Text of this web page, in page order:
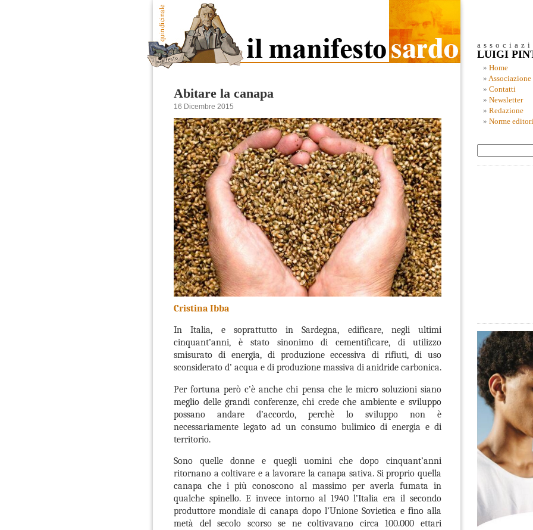
Abitare la canapa
16 Dicembre 2015
Cristina Ibba
In Italia, e soprattutto in Sardegna, edificare, negli ultimi
cinquant’anni, è stato sinonimo di cementificare, di utilizzo
smisurato di energia, di produzione eccessiva di rifiuti, di uso
sconsiderato d’ acqua e di produzione massiva di anidride carbonica.
Per fortuna però c’è anche chi pensa che le micro soluzioni siano
meglio delle grandi conferenze, chi crede che ambiente e sviluppo
possano andare d’accordo, perchè lo sviluppo non è
necessariamente legato ad un consumo bulimico di energia e di
territorio.
Sono quelle donne e quegli uomini che dopo cinquant’anni
ritornano a coltivare e a lavorare la canapa sativa. Si proprio quella
canapa che i più conoscono al massimo per averla fumata in
qualche spinello. E invece intorno al 1940 l’Italia era il secondo
produttore mondiale di canapa dopo l’Unione Sovietica e fino alla
metà del secolo scorso se ne coltivavano circa 100.000 ettari
LUIGI
Home
Associazione
Contatti
Newsletter
Redazione
Norme